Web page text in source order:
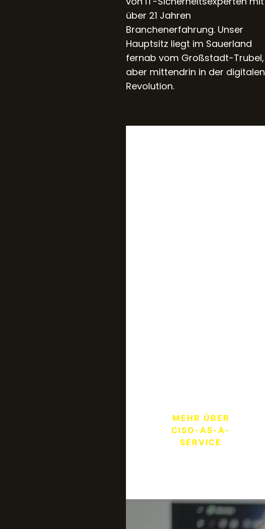
über 21 Jahren
Branchenerfahrung. Unser
Hauptsitz liegt im Sauerland
fernab vom Großstadt-Trubel,
aber mittendrin in der digitalen
Revolution.
MEHR ÜBER
CISO-AS-A-
SERVICE